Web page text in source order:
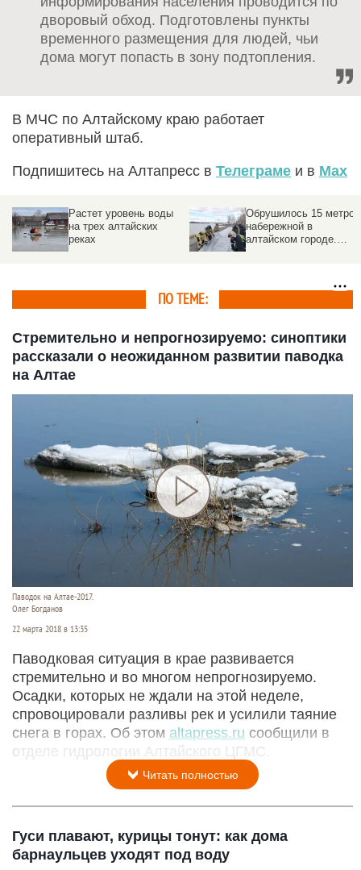
дворовый обход. Подготовлены пункты
временного размещения для людей, чьи
дома могут попасть в зону подтопления.
В МЧС по Алтайскому краю работает
оперативный штаб.
Подпишитесь на Алтапресс в Телеграме и в Max
Растет уровень воды
на трех алтайских
реках
Обрушилось 15 метров
набережной в
алтайском городе.
ПО ТЕМЕ:
Стремительно и непрогнозируемо: синоптики
рассказали о неожиданном развитии паводка
на Алтае
Паводок на Алтае-2017.
Олег Богданов
22 марта 2018 в 13:35
Паводковая ситуация в крае развивается
стремительно и во многом непрогнозируемо.
Осадки, которых не ждали на этой неделе,
спровоцировали разливы рек и усилили таяние
снега в горах. Об этом altapress.ru сообщили в
отделе гидрологии Алтайского ЦГМС.
Читать полностью
Гуси плавают, курицы тонут: как дома
барнаульцев уходят под воду